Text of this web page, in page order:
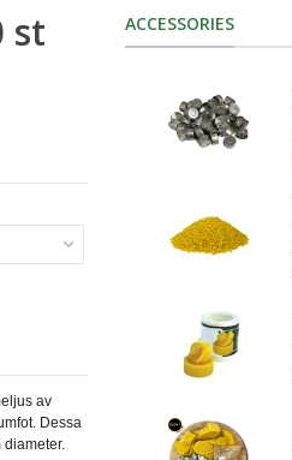
st
av
Dessa
ACCESSORIES